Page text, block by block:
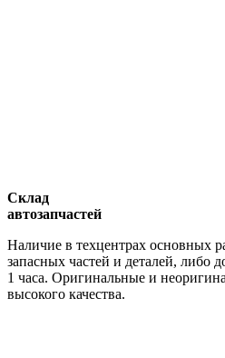
Склад
автозапчастей
Наличие в техцентрах основных
запасных частей и деталей, либо
1 часа. Оригинальные и
высокого качества.